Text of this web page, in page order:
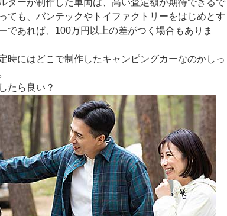
ダーが制作した車両は、高い査定額が期待できるで
ても、バンテックやトイファクトリーをはじめとす
であれば、100万円以上の差がつく場合もありま
時にはどこで制作したキャンピングカーなのかしっ
たら良い？